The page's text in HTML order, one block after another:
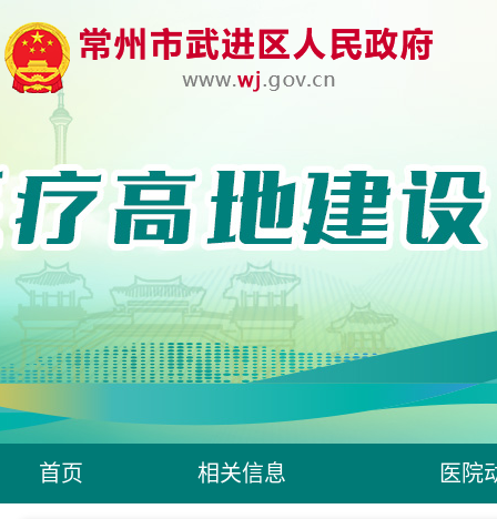
首页 相关信息 医院